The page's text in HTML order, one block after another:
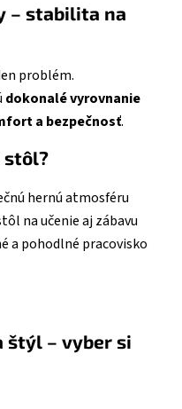
– stabilita na
problém.
dokonalé vyrovnanie
a bezpečnosť.
stôl?
hernú atmosféru
na učenie aj zábavu
a pohodlné pracovisko
štýl – vyber si